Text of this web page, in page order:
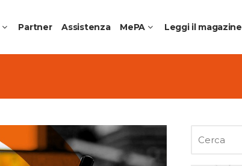
Ambienti di apprendimento
Partner Assistenza MePA Leggi il magazine